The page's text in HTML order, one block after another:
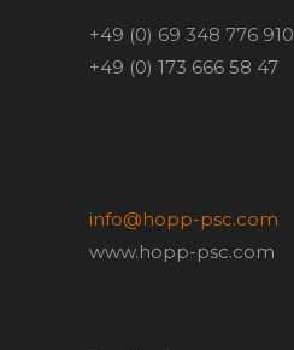
+49 (0) 69 348 776 910
+49 (0) 173 666 58 47
info@hopp-psc.com
www.hopp-psc.com